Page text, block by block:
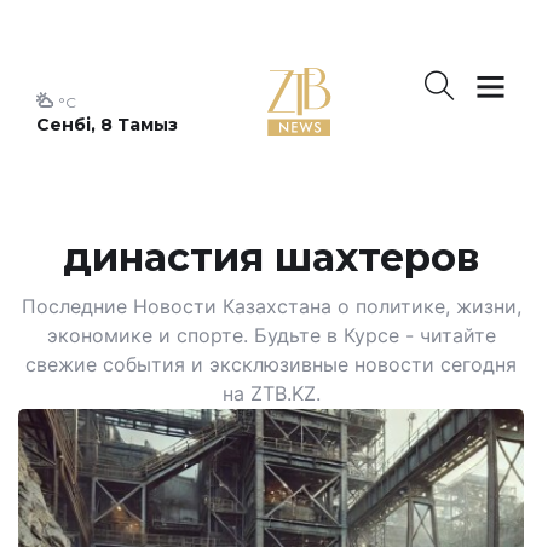
Сенбі, 8 Тамыз
°C
династия шахтеров
Последние Новости Казахстана о политике, жизни,
экономике и спорте. Будьте в Курсе - читайте
свежие события и эксклюзивные новости сегодня
на ZTB.KZ.